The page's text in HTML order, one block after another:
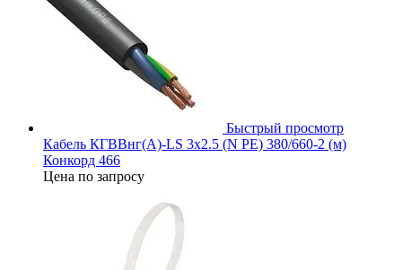
Быстрый просмотр
Кабель КГВВнг(А)-LS 3х2.5 (N PE) 380/660-2 (м)
Конкорд 466
Цена по запросу